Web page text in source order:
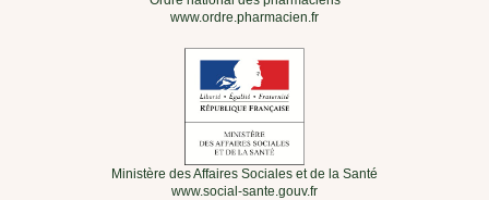
www.ordre.pharmacien.fr
Ministère des Affaires Sociales et de la Santé
www.social-sante.gouv.fr